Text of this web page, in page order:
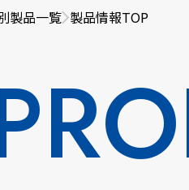
製品一覧 製品情報TOP